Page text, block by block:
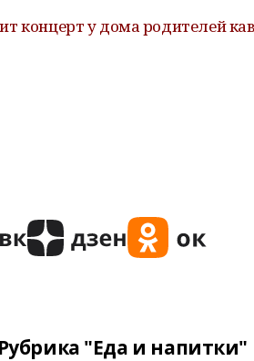
концерт у дома родителей
Рубрика "Еда и напитки"